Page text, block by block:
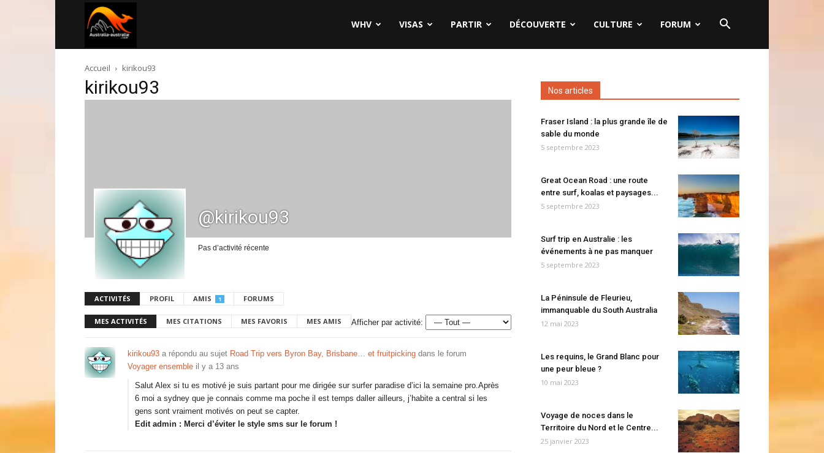
australie.com
WHV VISAS PARTIR DÉCOUVERTE CULTURE FORUM
Accueil kirikou93
kirikou93
@kirikou93
Pas d’activité récente
ACTIVITÉS PROFIL AMIS 1 FORUMS
MES ACTIVITÉS MES CITATIONS MES FAVORIS MES AMIS Afficher par activité:
kirikou93 a répondu au sujet Road Trip vers Byron Bay, Brisbane… et fruitpicking dans le forum
Voyager ensemble il y a 13 ans
Salut Alex si tu es motivé je suis partant pour me dirigée sur surfer paradise d’ici la semaine pro.Après
6 moi a sydney que je connais comme ma poche il est temps daller ailleurs, j’habite a central si les
gens sont vraiment motivés on peut se capter.
Edit admin : Merci d’éviter le style sms sur le forum !
Nos articles
Fraser Island : la plus grande île de
sable du monde
5 septembre 2023
Great Ocean Road : une route
entre surf, koalas et paysages...
5 septembre 2023
Surf trip en Australie : les
événements à ne pas manquer
5 septembre 2023
La Péninsule de Fleurieu,
immanquable du South Australia
12 mai 2023
Les requins, le Grand Blanc pour
une peur bleue ?
10 mai 2023
Voyage de noces dans le
Territoire du Nord et le Centre...
25 janvier 2023